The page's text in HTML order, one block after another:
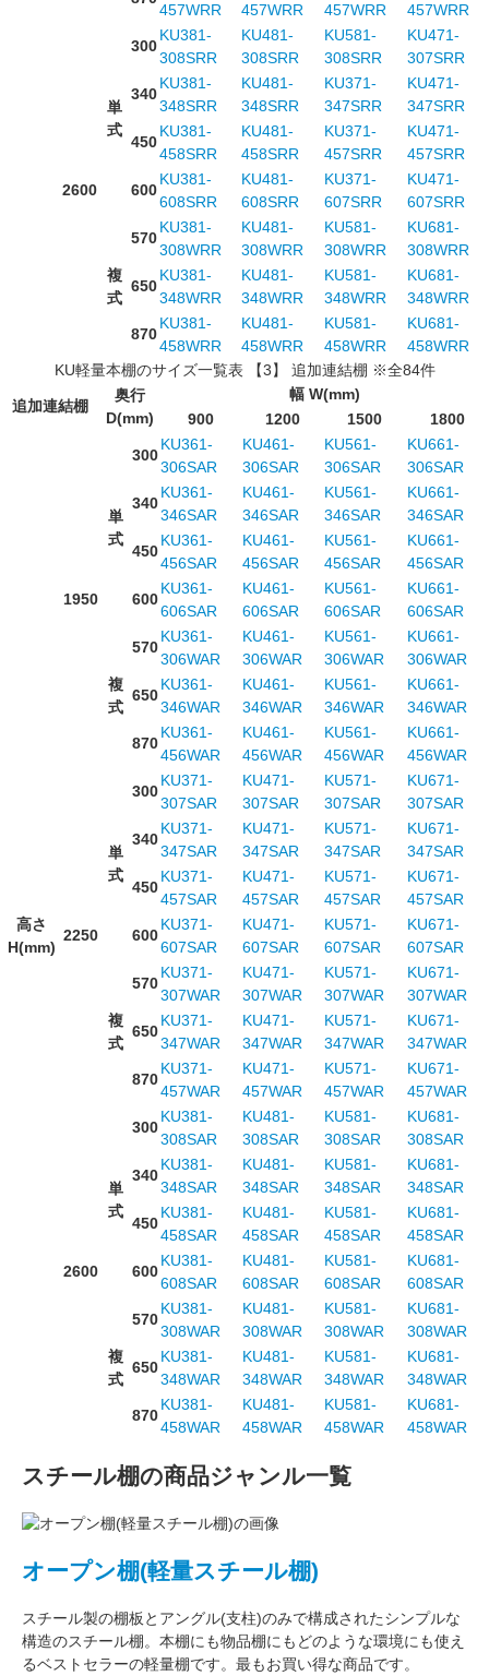
457WRR 457WRR 457WRR 457WRR
2600
単
式
300
KU381-
308SRR
KU481-
308SRR
KU581-
308SRR
KU471-
307SRR
340
KU381-
348SRR
KU481-
348SRR
KU371-
347SRR
KU471-
347SRR
450
KU381-
458SRR
KU481-
458SRR
KU371-
457SRR
KU471-
457SRR
600
KU381-
608SRR
KU481-
608SRR
KU371-
607SRR
KU471-
607SRR
複
式
570
KU381-
308WRR
KU481-
308WRR
KU581-
308WRR
KU681-
308WRR
650
KU381-
348WRR
KU481-
348WRR
KU581-
348WRR
KU681-
348WRR
870
KU381-
458WRR
KU481-
458WRR
KU581-
458WRR
KU681-
458WRR
KU軽量本棚のサイズ一覧表 【3】 追加連結棚 ※全84件
追加連結棚
奥行
D(mm)
幅 W(mm)
900
1200 1500 1800
高さ
H(mm)
1950
単
式
300
KU361-
306SAR
KU461-
306SAR
KU561-
306SAR
KU661-
306SAR
340
KU361-
346SAR
KU461-
346SAR
KU561-
346SAR
KU661-
346SAR
450
KU361-
456SAR
KU461-
456SAR
KU561-
456SAR
KU661-
456SAR
600
KU361-
606SAR
KU461-
606SAR
KU561-
606SAR
KU661-
606SAR
複
式
570
KU361-
306WAR
KU461-
306WAR
KU561-
306WAR
KU661-
306WAR
650
KU361-
346WAR
KU461-
346WAR
KU561-
346WAR
KU661-
346WAR
870
KU361-
456WAR
KU461-
456WAR
KU561-
456WAR
KU661-
456WAR
2250
単
式
300
KU371-
307SAR
KU471-
307SAR
KU571-
307SAR
KU671-
307SAR
340
KU371-
347SAR
KU471-
347SAR
KU571-
347SAR
KU671-
347SAR
450
KU371-
457SAR
KU471-
457SAR
KU571-
457SAR
KU671-
457SAR
600
KU371-
607SAR
KU471-
607SAR
KU571-
607SAR
KU671-
607SAR
複
式
570
KU371-
307WAR
KU471-
307WAR
KU571-
307WAR
KU671-
307WAR
650
KU371-
347WAR
KU471-
347WAR
KU571-
347WAR
KU671-
347WAR
870
KU371-
457WAR
KU471-
457WAR
KU571-
457WAR
KU671-
457WAR
2600
単
式
300
KU381-
308SAR
KU481-
308SAR
KU581-
308SAR
KU681-
308SAR
340
KU381-
348SAR
KU481-
348SAR
KU581-
348SAR
KU681-
348SAR
450
KU381-
458SAR
KU481-
458SAR
KU581-
458SAR
KU681-
458SAR
600
KU381-
608SAR
KU481-
608SAR
KU581-
608SAR
KU681-
608SAR
複
式
570
KU381-
308WAR
KU481-
308WAR
KU581-
308WAR
KU681-
308WAR
650
KU381-
348WAR
KU481-
348WAR
KU581-
348WAR
KU681-
348WAR
870
KU381-
458WAR
KU481-
458WAR
KU581-
458WAR
KU681-
458WAR
スチール棚の商品ジャンル一覧
オープン棚(軽量スチール棚)
スチール製の棚板 と アングル(支柱)のみで構成されたシンプルな
構造のスチール棚。本棚にも物品棚にもどのような環境にも使え
るベストセラーの軽量棚です。最もお買い得な商品です。